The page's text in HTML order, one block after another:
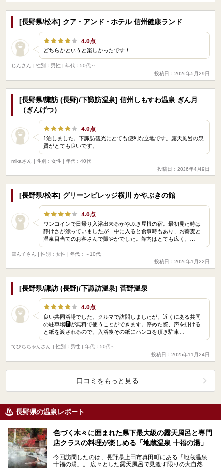
[長野県/松本] クア・アンド・ホテル 信州健康ランド
4.0点
どちらかというと楽しかったです！
じんさん
| 性別：男性 | 年代：50代～
投稿日：2026年5月29日
[長野県/諏訪 (長野)/下諏訪温泉] 信州しもすわ温泉 ぎん月
（ぎんげつ）
4.0点
1泊しました。下諏訪観光にとても便利な立地です。露天風呂の泉
質がとても良いです。
mikaさん
| 性別：女性 | 年代：40代
投稿日：2026年4月9日
[長野県/松本] グリーンビレッジ横川 かやぶきの館
4.0点
ワンコインで日帰り入浴出来るかやぶき屋根の宿。最初見た時は
静けさが漂っていましたが、中に入ると食事時もあり、お蕎麦と
温泉目当てのお客さんで賑やかでした。館内はとても広く、…
雪ん子さん
| 性別：女性 | 年代：～10代
投稿日：2026年1月22日
[長野県/諏訪 (長野)/下諏訪温泉] 菅野温泉
4.0点
良い共同浴場でした。クルマで訪問しましたが、近くにある共同
の駐車場🅿️が無料で使うことができます。停めた際、声を掛ける
と紙を渡されるので、入浴後その紙にハンコを頂き駐車…
てびちちゃんさん
| 性別：男性 | 年代：50代～
投稿日：2025年11月24日
口コミをもっと見る
長野県の温泉レポート
色づく木々に囲まれた県下最大級の露天風呂と専門
店クラスの料理が楽しめる「地蔵温泉 十福の湯」
今回訪問したのは、長野県上田市真田町にある「地蔵温泉
十福の湯」。 広々とした露天風呂で見渡す限りの大自然を